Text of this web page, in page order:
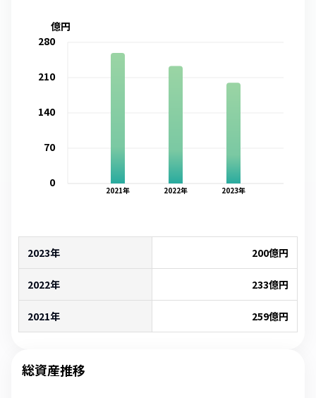
2021年 2022年 2023年
0
70
140
210
280
億円
2023年 200億円
2022年 233億円
2021年 259億円
総資産推移